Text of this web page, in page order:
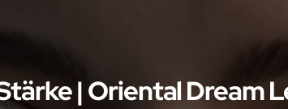
| Oriental Dream